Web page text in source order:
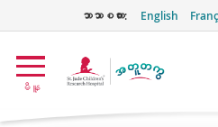
ဘာသာစကား: English
မီနူ